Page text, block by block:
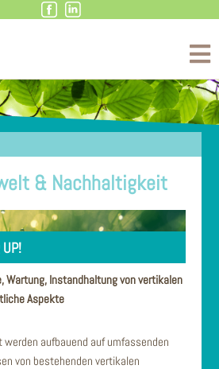
& Nachhaltigkeit
Wartung, Instandhaltung von vertikalen
Aspekte
werden aufbauend auf umfassenden
von bestehenden vertikalen